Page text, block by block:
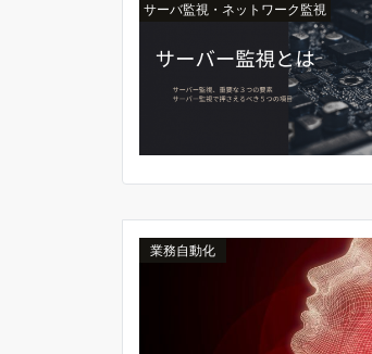
サーバ監視・ネットワーク監視
業務自動化